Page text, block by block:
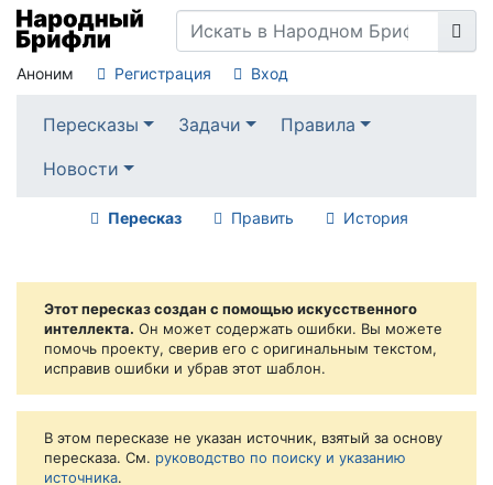
Аноним Регистрация Вход
Пересказы Задачи
Правила
Новости
Пересказ Править История
Этот пересказ создан с помощью искусственного
интеллекта. Он может содержать ошибки. Вы можете
помочь проекту, сверив его с оригинальным текстом,
исправив ошибки и убрав этот шаблон.
В этом пересказе не указан источник, взятый за основу
пересказа. См. руководство по поиску и указанию
источника.